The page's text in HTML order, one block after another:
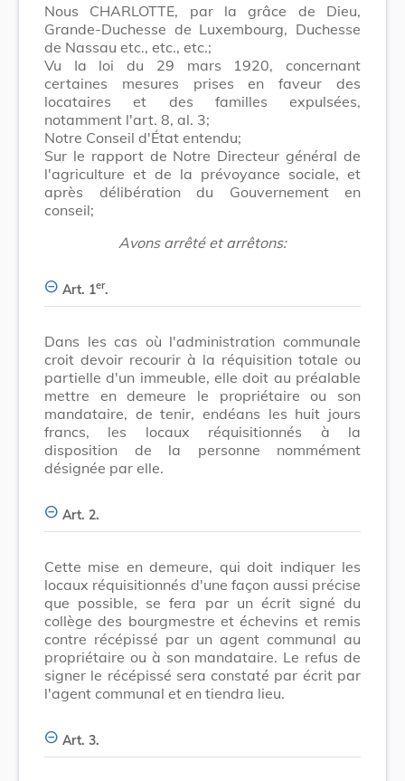
Nous CHARLOTTE, par la grâce de Dieu,
Grande-Duchesse de Luxembourg, Duchesse
de Nassau etc., etc., etc.;
Vu Ia loi du 29 mars 1920, concernant
certaines mesures prises en faveur des
locataires et des familles expulsées,
notamment l'art. 8, al. 3;
Notre Conseil d'État entendu;
Sur le rapport de Notre Directeur général de
l'agriculture et de la prévoyance sociale, et
après délibération du Gouvernement en
conseil;
Avons arrêté et arrêtons:
Art. 1er.
Dans les cas où l'administration communale
croit devoir recourir à la réquisition totale ou
partielle d'un immeuble, elle doit au préalable
mettre en demeure le propriétaire ou son
mandataire, de tenir, endéans les huit jours
francs, les locaux réquisitionnés à la
disposition de la personne nommément
désignée par elle.
Art. 2.
Cette mise en demeure, qui doit indiquer les
locaux réquisitionnés d'une façon aussi précise
que possible, se fera par un écrit signé du
collège des bourgmestre et échevins et remis
contre récépissé par un agent communal au
propriétaire ou à son mandataire. Le refus de
signer le récépissé sera constaté par écrit par
l'agent communal et en tiendra lieu.
Art. 3.